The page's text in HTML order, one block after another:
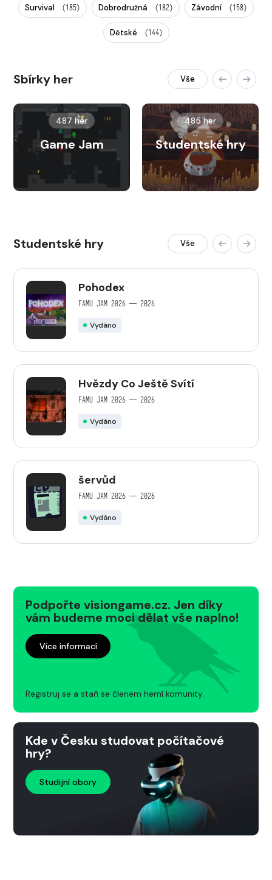
Survival (185) Dobrodružná (182) Závodní (158)
Dětské (144)
Sbírky her Vše
487 her
Game Jam
485 her
Studentské hry
Studentské hry Vše
Pohodex
FAMU JAM 2026 — 2026
Vydáno
Hvězdy Co Ještě Svítí
FAMU JAM 2026 — 2026
Vydáno
šervůd
FAMU JAM 2026 — 2026
Vydáno
Podpořte visiongame.cz. Jen díky
vám budeme moci dělat vše naplno!
Více informací
Registruj se a staň se členem herní komunity.
Kde v Česku studovat počítačové
hry?
Studijní obory